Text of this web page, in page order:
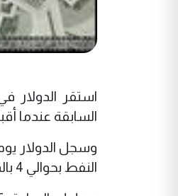
استقر الدولار
السابقة عندما
وسجل الدولار
النفط بحوالي 4 بالمئة في احدى المراحل وتراجع اسعار سلع اساسية اخرى مثل الذهب والبلاتين.